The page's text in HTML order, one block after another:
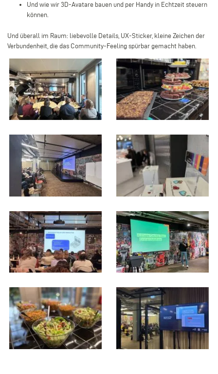
Und wie wir 3D-Avatare bauen und per Handy in Echtzeit steuern
können.
Und überall im Raum: liebevolle Details, UX-Sticker, kleine Zeichen der
Verbundenheit, die das Community-Feeling spürbar gemacht haben.